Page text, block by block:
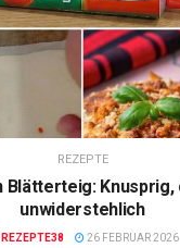
REZEPTE
Blätterteig: Knusprig,
unwiderstehlich
REZEPTE38 26 FEBRUAR 2026